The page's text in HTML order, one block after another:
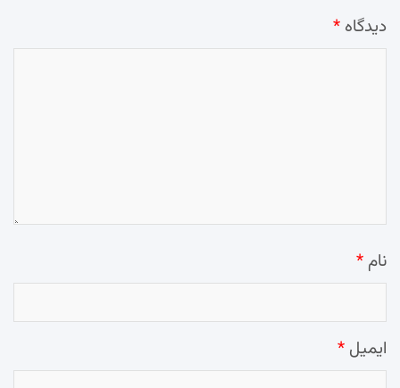
دیدگاه *
نام *
ایمیل *